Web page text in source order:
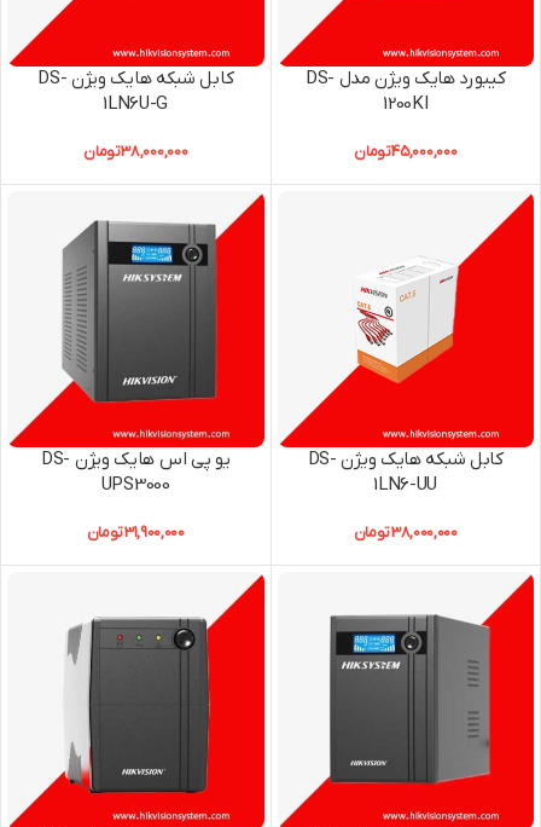
کیبورد هایک ویژن مدل DS-
1200KI
45,000,000تومان
کابل شبکه هایک ویژن DS-
1LN6U-G
38,000,000تومان
کابل شبکه هایک ویژن DS-
1LN6-UU
38,000,000تومان
یو پی اس هایک ویژن DS-
UPS3000
31,900,000تومان